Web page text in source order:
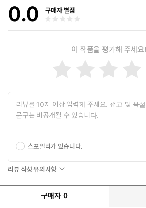
0.0 구매자 별점
이 작품을 평가해 주세요!
스포일러가 있습니다.
리뷰 작성 유의사항
구매자 0